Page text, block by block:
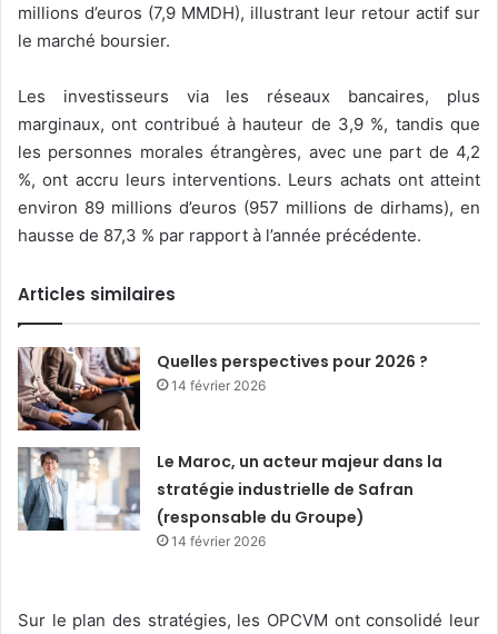
millions d’euros (7,9 MMDH), illustrant leur retour actif sur
le marché boursier.
Les investisseurs via les réseaux bancaires, plus
marginaux, ont contribué à hauteur de 3,9 %, tandis que
les personnes morales étrangères, avec une part de 4,2
%, ont accru leurs interventions. Leurs achats ont atteint
environ 89 millions d’euros (957 millions de dirhams), en
hausse de 87,3 % par rapport à l’année précédente.
Articles similaires
Quelles perspectives pour 2026 ?
14 février 2026
Le Maroc, un acteur majeur dans la
stratégie industrielle de Safran
(responsable du Groupe)
14 février 2026
Sur le plan des stratégies, les OPCVM ont consolidé leur